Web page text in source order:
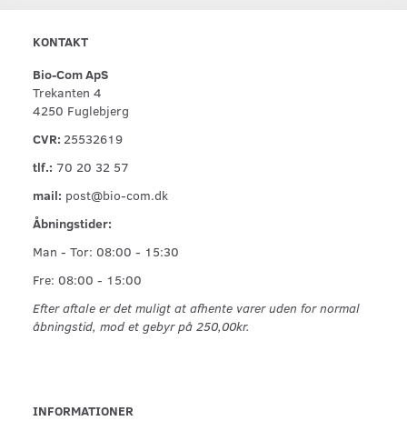
KONTAKT
Bio-Com ApS
Trekanten 4
4250 Fuglebjerg
CVR: 25532619
tlf.: 70 20 32 57
mail: post@bio-com.dk
Åbningstider:
Man - Tor: 08:00 - 15:30
Fre: 08:00 - 15:00
Efter aftale er det muligt at afhente varer uden for normal
åbningstid, mod et gebyr på 250,00kr.
INFORMATIONER